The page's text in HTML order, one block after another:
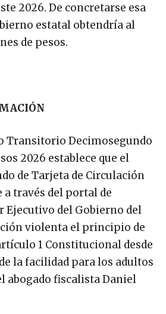
2026. De concretarse esa
estatal obtendría al
de pesos.
Transitorio Decimosegundo
2026 establece que el
de Tarjeta de Circulación
a través del portal de
Ejecutivo del Gobierno del
violenta el principio de
1 Constitucional desde
la facilidad para los adultos
abogado fiscalista Daniel